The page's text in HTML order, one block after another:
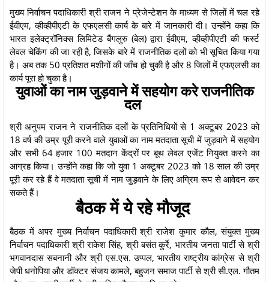
मुख्य निर्वाचन पदाधिकारी श्री राजन ने प्रेजेन्टेशन के माध्यम से जिलों में चल रहे
ईवीएम, व्हीव्हीपीएटी के एफएलसी कार्य के बारे में जानकारी दी। उन्होंने कहा कि
भारत इलेक्ट्रॉनिक्स लिमिटेड बैंगलुरु (बेल) द्वारा ईवीएम, व्हीव्हीपीएटी की फर्स्ट
लेवल चेकिंग की जा रही है, जिसके बारे में राजनीतिक दलों को भी सूचित किया गया
है। अब तक 50 प्रतिशत मशीनों की जाँच हो चुकी है और 8 जिलों में एफएलसी का
कार्य पूरा हो चुका है।
युवाओं का नाम जुड़वाने में सहयोग करे राजनीतिक
दल
श्री अनुपम राजन ने राजनीतिक दलों के प्रतिनिधियों से 1 अक्टूबर 2023 को
18 वर्ष की उम्र पूरी करने वाले युवाओं का नाम मतदाता सूची में जुड़वाने में सहयोग
और सभी 64 हजार 100 मतदान केंद्रों पर बूथ लेवल एजेंट नियुक्त करने का
आग्रह किया। उन्होंने कहा कि जो युवा 1 अक्टूबर 2023 को 18 साल की उम्र
पूरी कर रहे हैं वे मतदाता सूची में नाम जुड़वाने के लिए अग्रिम रूप से आवेदन कर
सकते हैं।
बैठक में ये रहे मौजूद
बैठक में अपर मुख्य निर्वाचन पदाधिकारी श्री राजेश कुमार कौल, संयुक्त मुख्य
निर्वाचन पदाधिकारी श्री राकेश सिंह, श्री बसंत कुर्रे, भारतीय जनता पार्टी से श्री
भगवानदास सबनानी और श्री एस.एस. उप्पल, भारतीय राष्ट्रीय कांग्रेस से श्री
जेपी धनोपिया और डॉक्टर संजय कामले, बहुजन समाज पार्टी से श्री सी.एल. गौतम